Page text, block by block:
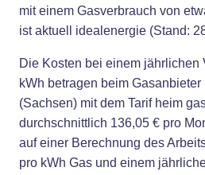
mit einem Gasverbrauch von
ist aktuell idealenergie (Stand:
Die Kosten bei einem jährlichen
kWh betragen beim
(Sachsen) mit dem Tarif heim
durchschnittlich 136,05 € pro
auf einer Berechnung des
pro kWh Gas und einem